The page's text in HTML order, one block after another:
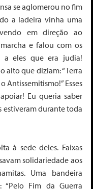
se aglomerou no fim
a ladeira vinha uma
em direção ao
e falou com os
a eles que era judia!
alto que diziam: “Terra
Antissemitismo!” Esses
Eu queria saber
estiveram durante toda
à sede deles. Faixas
solidariedade aos
Uma bandeira
“Pelo Fim da Guerra